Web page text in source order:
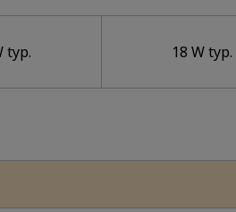
typ. 18 W typ.